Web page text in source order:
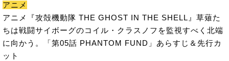
アニメ
アニメ『攻殻機動隊 THE GHOST IN THE SHELL』草薙た
ちは戦闘サイボーグのコイル・クラスノフを監視すべく北端
に向かう。「第05話 PHANTOM FUND」あらすじ＆先行カ
ット